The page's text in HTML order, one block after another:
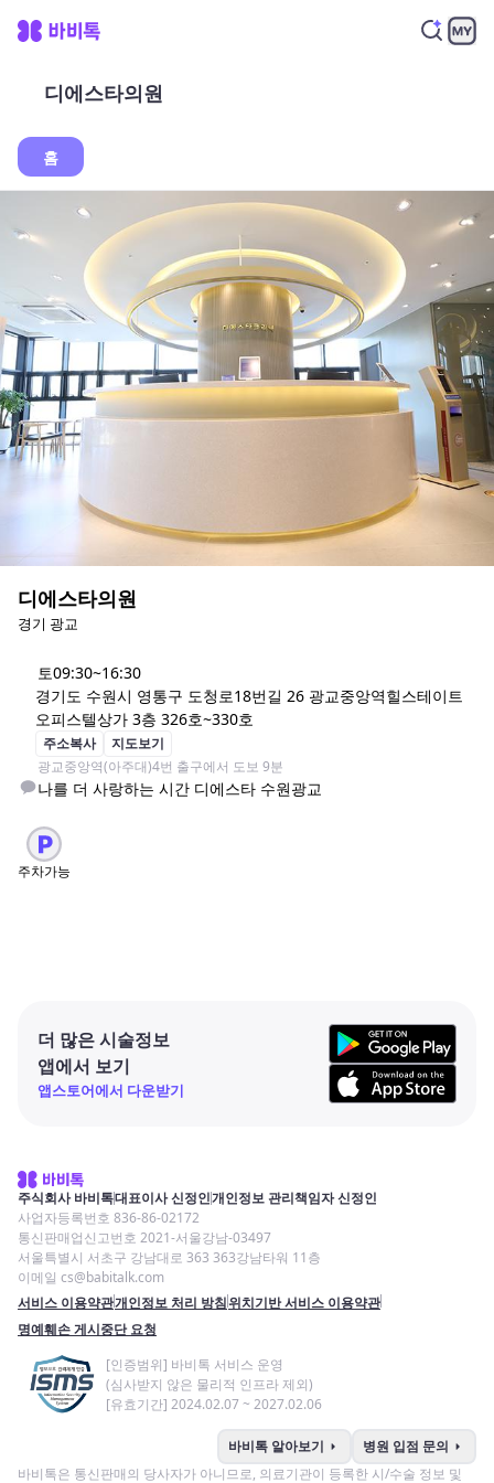
디에스타의원
홈
디에스타의원
경기 광교
토09:30~16:30
경기도 수원시 영통구 도청로18번길 26 광교중앙역힐스테이트
오피스텔상가 3층 326호~330호
주소복사
지도보기
광교중앙역(아주대)4번 출구에서 도보 9분
나를 더 사랑하는 시간 디에스타 수원광교
주차가능
더 많은 시술정보
앱에서 보기
앱스토어에서 다운받기
주식회사 바비톡대표이사 신정인개인정보 관리책임자 신정인
사업자등록번호 836-86-02172
통신판매업신고번호 2021-서울강남-03497
서울특별시 서초구 강남대로 363 363강남타워 11층
이메일 cs@babitalk.com
서비스 이용약관개인정보 처리 방침위치기반 서비스 이용약관
명예훼손 게시중단 요청
[인증범위] 바비톡 서비스 운영
(심사받지 않은 물리적 인프라 제외)
[유효기간] 2024.02.07 ~ 2027.02.06
바비톡 알아보기 arrow_right 병원 입점 문의 arrow_right
바비톡은 통신판매의 당사자가 아니므로, 의료기관이 등록한 시/수술 정보 및